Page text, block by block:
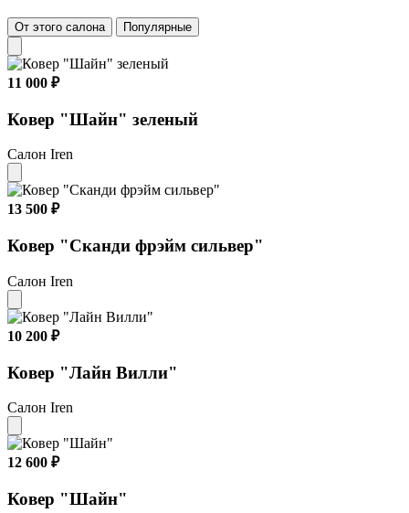
От этого салона Популярные
11 000 ₽
Ковер "Шайн" зеленый
Салон Iren
13 500 ₽
Ковер "Сканди фрэйм сильвер"
Салон Iren
10 200 ₽
Ковер "Лайн Вилли"
Салон Iren
12 600 ₽
Ковер "Шайн"